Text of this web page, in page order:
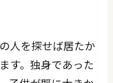
人を探せば居たか
す。独身であった